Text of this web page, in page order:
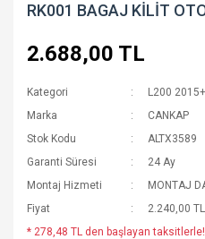
RK001 BAGAJ KİLİT
2.688,00 TL
Kategori
L200
Marka
CANKAP
Stok Kodu
ALTX3589
Garanti Süresi
24 Ay
Montaj Hizmeti
MONTAJ
Fiyat
2.240,00
* 278,48 TL den başlayan taksitlerle!